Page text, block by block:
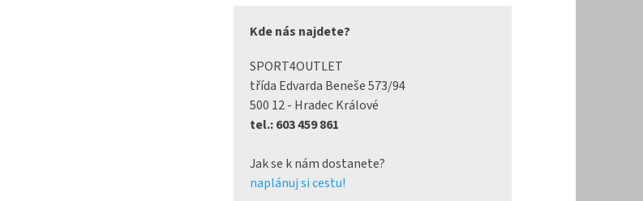
Kde nás najdete?
SPORT4OUTLET
třída Edvarda Beneše 573/94
500 12 - Hradec Králové
tel.: 603 459 861
Jak se k nám dostanete?
naplánuj si cestu!